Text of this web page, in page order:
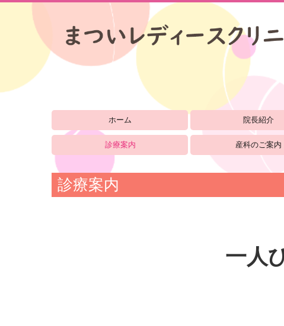
ホーム 院長紹介
診療案内 産科のご案内
診療案内
一人